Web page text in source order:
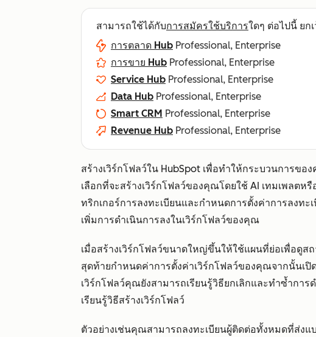
สามารถใช้ได้กับการสมัครใช้บริการใดๆ ต่อไปนี้ ยก
การตลาด Hub Professional, Enterprise
การขาย Hub Professional, Enterprise
Service Hub Professional, Enterprise
Data Hub Professional, Enterprise
Smart CRM Professional, Enterprise
Revenue Hub Professional, Enterprise
สร้างเวิร์กโฟลว์ใน HubSpot เพื่อทำให้กระบวนการข
เลือกที่จะสร้างเวิร์กโฟลว์ของคุณโดยใช้ AI เทมเพลตห
ทริกเกอร์การลงทะเบียนและกำหนดการตั้งค่าการลงทะ
เพิ่มการดำเนินการลงในเวิร์กโฟลว์ของคุณ
เมื่อสร้างเวิร์กโฟลว์ขนาดใหญ่ขึ้นให้ใช้แผนที่ย่อเพื่อดูส
สุดท้ายกำหนดค่าการตั้งค่าเวิร์กโฟลว์ของคุณจากนั้นเปิ
เวิร์กโฟลว์คุณยังสามารถเรียนรู้วิธียกเลิกและทำซ้ำกา
เรียนรู้วิธีสร้างเวิร์กโฟลว์
ตัวอย่างเช่นคุณสามารถลงทะเบียนผู้ติดต่อทั้งหมดที่ส่งแ